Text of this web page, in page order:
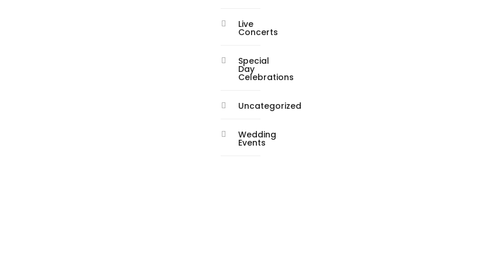
Live
Concerts
Special
Day
Celebrations
Uncategorized
Wedding
Events